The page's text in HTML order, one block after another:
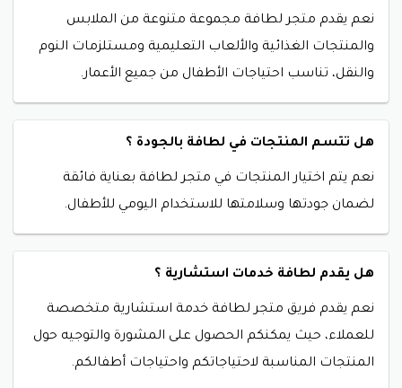
نعم يقدم متجر لطافة مجموعة متنوعة من الملابس
والمنتجات الغذائية والألعاب التعليمية ومستلزمات النوم
والنقل، تناسب احتياجات الأطفال من جميع الأعمار.
هل تتسم المنتجات في لطافة بالجودة ؟
نعم يتم اختيار المنتجات في متجر لطافة بعناية فائقة
لضمان جودتها وسلامتها للاستخدام اليومي للأطفال.
هل يقدم لطافة خدمات استشارية ؟
نعم يقدم فريق متجر لطافة خدمة استشارية متخصصة
للعملاء، حيث يمكنكم الحصول على المشورة والتوجيه حول
المنتجات المناسبة لاحتياجاتكم واحتياجات أطفالكم.